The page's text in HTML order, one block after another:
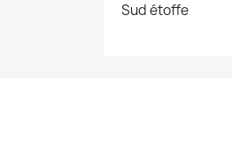
Sud étoffe